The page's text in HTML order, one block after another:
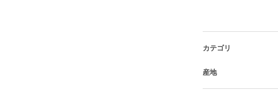
カテゴリ
産地